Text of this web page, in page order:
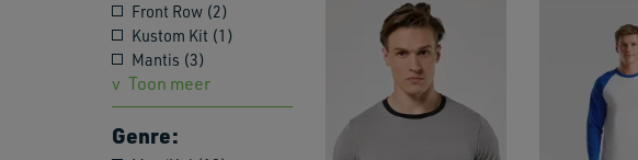
Front Row (2)
Kustom Kit (1)
Mantis (3)
Toon meer
Genre: